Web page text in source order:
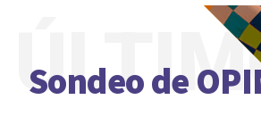
Sondeo de